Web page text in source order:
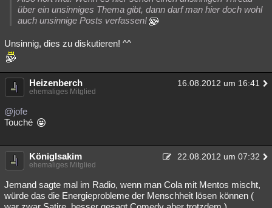
über ein unsinniges Thema gibt, dann darf man hier doch wohl
auch unsinnige Posts verfassen!
Unsinnig, dies zu diskutieren! ^^
Heizenberch 16.08.2012 um 16:41
ehemaliges Mitglied
@jofe
Touché
KönigIsakim 22.08.2012 um 07:32
ehemaliges Mitglied
Jemand sagte mal im Radio, wenn man Cola mit Mentos mischt,
würde das die Energieprobleme der Menschheit lösen können (